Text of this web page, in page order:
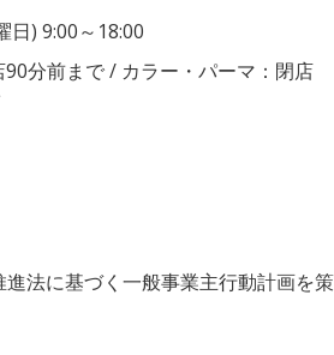
日) 9:00～18:00
90分前まで / カラー・パーマ：閉店